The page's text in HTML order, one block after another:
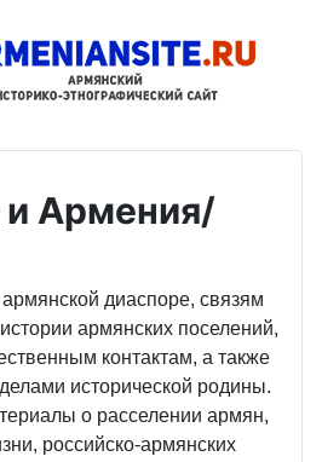
Армения/
диаспоре, связям
армянских поселений,
контактам, а также
исторической родины.
о расселении армян,
российско-армянских